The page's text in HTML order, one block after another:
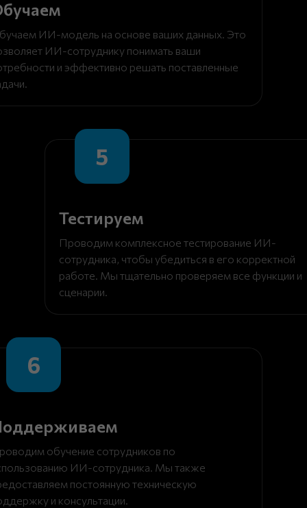
ИИ-модель на основе ваших данных. Это
ИИ-сотруднику понимать ваши
и эффективно решать поставленные
5
Тестируем
Проводим комплексное тестирование ИИ-
сотрудника, чтобы убедиться в его корректной
работе. Мы тщательно проверяем все функции и
сценарии.
6
обучение сотрудников по
ИИ-сотрудника. Мы также
постоянную техническую
и консультации.